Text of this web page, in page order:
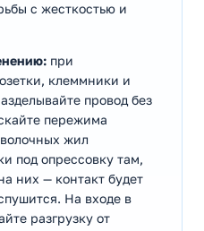
с жесткостью и
при
клеммники и
провод без
пережима
жил
под опрессовку там,
них — контакт будет
На входе в
разгрузку от